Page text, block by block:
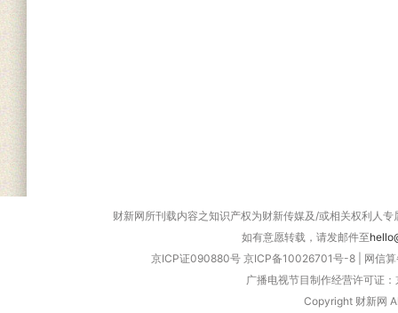
财新网所刊载内容之知识产权为财新传媒及/或相关权利人
如有意愿转载，请发邮件至
京ICP证090880号 京ICP备10026701号-8
网信
广播电视节目制作经营许可证
Copyright 财新网